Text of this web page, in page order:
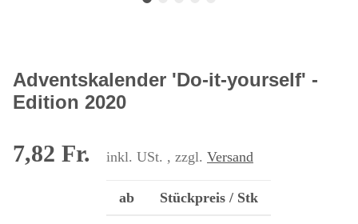
Adventskalender 'Do-it-yourself' -
Edition 2020
7,82 Fr. inkl. USt. , zzgl. Versand
ab Stückpreis / Stk